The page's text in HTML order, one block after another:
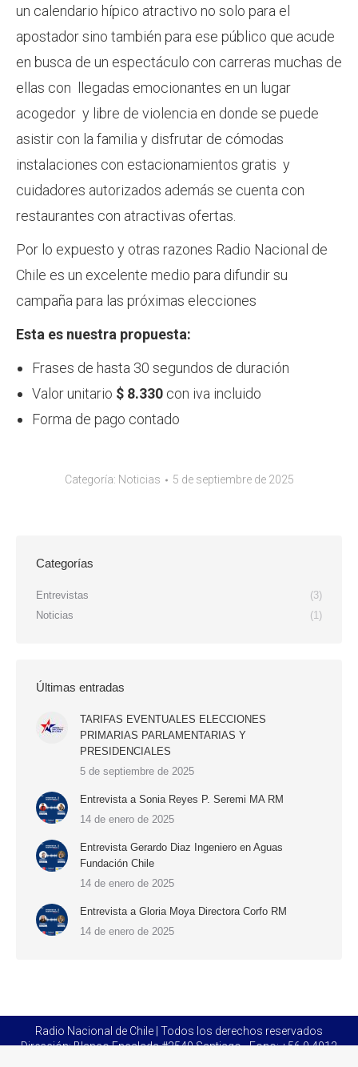
un calendario hípico atractivo no solo para el
apostador sino también para ese público que acude
en busca de un espectáculo con carreras muchas de
ellas con llegadas emocionantes en un lugar
acogedor y libre de violencia en donde se puede
asistir con la familia y disfrutar de cómodas
instalaciones con estacionamientos gratis y
cuidadores autorizados además se cuenta con
restaurantes con atractivas ofertas.
Por lo expuesto y otras razones Radio Nacional de
Chile es un excelente medio para difundir su
campaña para las próximas elecciones
Esta es nuestra propuesta:
Frases de hasta 30 segundos de duración
Valor unitario $ 8.330 con iva incluido
Forma de pago contado
Categoría: Noticias 5 de septiembre de 2025
Categorías
Entrevistas
(3)
Noticias
(1)
Últimas entradas
TARIFAS EVENTUALES ELECCIONES
PRIMARIAS PARLAMENTARIAS Y
PRESIDENCIALES
5 de septiembre de 2025
Entrevista a Sonia Reyes P. Seremi MA RM
14 de enero de 2025
Entrevista Gerardo Diaz Ingeniero en Aguas
Fundación Chile
14 de enero de 2025
Entrevista a Gloria Moya Directora Corfo RM
14 de enero de 2025
Radio Nacional de Chile | Todos los derechos reservados
Dirección: Blanco Encalada #2540 Santiago - Fono: +56 9 4012